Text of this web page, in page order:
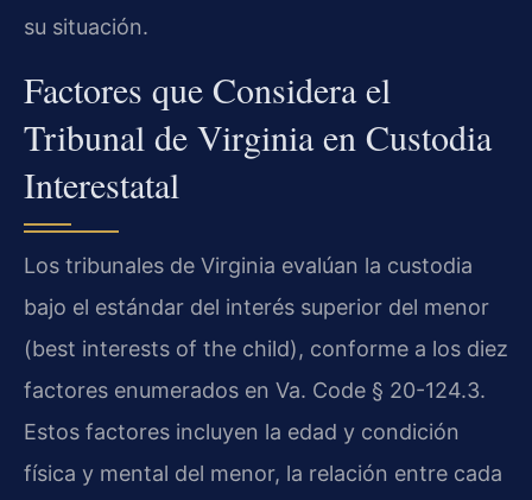
su situación.
Factores que Considera el
Tribunal de Virginia en Custodia
Interestatal
Los tribunales de Virginia evalúan la custodia
bajo el estándar del interés superior del menor
(best interests of the child), conforme a los diez
factores enumerados en Va. Code § 20-124.3.
Estos factores incluyen la edad y condición
física y mental del menor, la relación entre cada